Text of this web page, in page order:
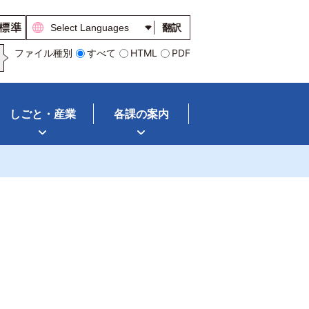
翻訳
ファイル種別 すべて HTML PDF
しごと・産業 各課の案内